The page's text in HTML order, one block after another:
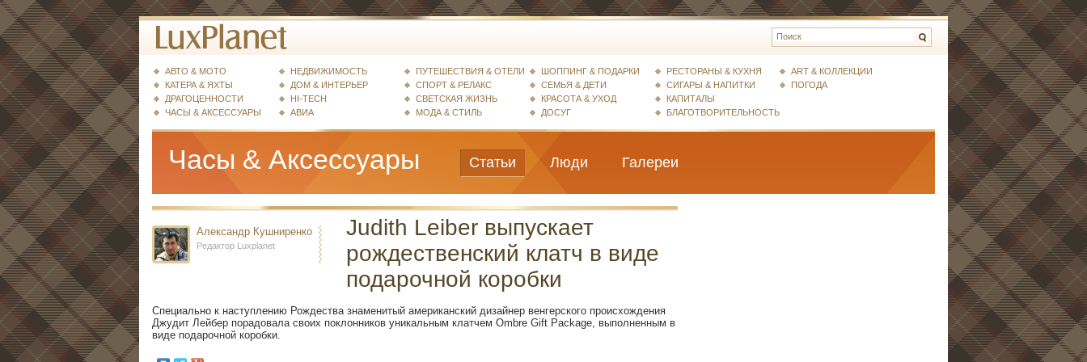
АВТО & МОТО
КАТЕРА & ЯХТЫ
ДРАГОЦЕННОСТИ
ЧАСЫ & АКСЕССУАРЫ
НЕДВИЖИМОСТЬ
ДОМ & ИНТЕРЬЕР
HI-TECH
АВИА
ПУТЕШЕСТВИЯ & ОТЕЛИ
СПОРТ & РЕЛАКС
СВЕТСКАЯ ЖИЗНЬ
МОДА & СТИЛЬ
ШОППИНГ & ПОДАРКИ
СЕМЬЯ & ДЕТИ
КРАСОТА & УХОД
ДОСУГ
РЕСТОРАНЫ & КУХНЯ
СИГАРЫ & НАПИТКИ
КАПИТАЛЫ
БЛАГОТВОРИТЕЛЬНОСТЬ
ART & КОЛЛЕКЦИИ
ПОГОДА
Часы & Аксессуары Статьи Люди Галереи
Александр Кушниренко
Редактор Luxplanet
Judith Leiber выпускает
рождественский клатч в виде
подарочной коробки
Специально к наступлению Рождества знаменитый американский дизайнер венгерского происхождения
Джудит Лейбер порадовала своих поклонников уникальным клатчем Ombre Gift Package, выполненным в
виде подарочной коробки.